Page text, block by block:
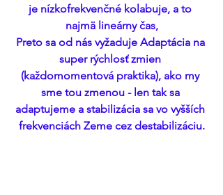
je nízkofrekvenčné kolabuje, a to
najmä lineárny čas,
Preto sa od nás vyžaduje Adaptácia na
super rýchlosť zmien
(každomomentová praktika), ako my
sme tou zmenou - len tak sa
adaptujeme a stabilizácia sa vo vyšších
frekvenciách Zeme cez destabilizáciu.